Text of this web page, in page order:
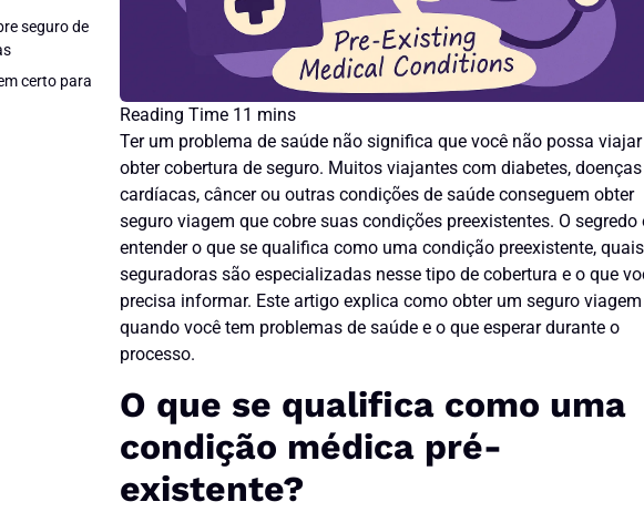
seguro de
certo para
Ter um problema de saúde não significa que você não possa
obter cobertura de seguro. Muitos viajantes com diabetes, doenças
cardíacas, câncer ou outras condições de saúde conseguem obter
seguro viagem que cobre suas condições preexistentes. O segredo
entender o que se qualifica como uma condição preexistente, quais
seguradoras são especializadas nesse tipo de cobertura e o que
precisa informar. Este artigo explica como obter um seguro viagem
quando você tem problemas de saúde e o que esperar durante o
processo.
O que se qualifica como uma
condição médica pré-
existente?